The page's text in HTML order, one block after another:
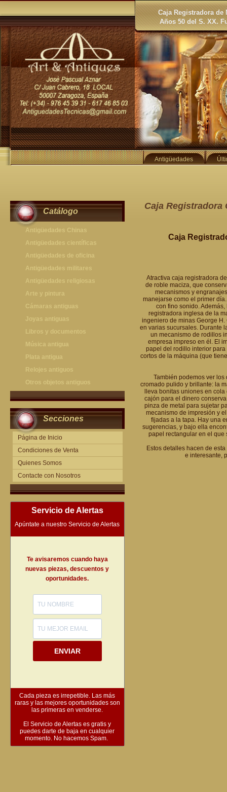
Caja Registradora de
Años 50 del S. XX.
Antigüedades
Catálogo
Antigüedades Chinas
Antigüedades Chinas
Antigüedades científicas
Antigüedades científicas
Antigüedades de oficina
Máquinas de escribir antiguas
Calculadoras antiguas
Teléfonos y Telégrafos antiguos
Antigüedades militares
Espadas antiguas
Medallas y condecoraciones
Cascos militares
Otros artículos militares
Antigüedades religiosas
Antigüedades religiosas
Arte y pintura
Pintura antigua
Pintura contemporánea
Grabados antiguos y mapas
Cámaras antiguas
Cámaras antiguas
Joyas antiguas
Joyas antiguas
Libros y documentos
Libros antiguos
Fotografia antigua
Publicaciones antiguas
Música antigua
Gramófonos antiguos
Cajas de música antiguas
Radios antiguas
Plata antigua
Plata antigua
Relojes antiguos
Relojes sobremesa antiguos
Relojes de pie antiguos
Relojes de bolsillo antiguos
Relojes de pulsera antiguos
Otros objetos antiguos
Secciones
Página de Inicio
Condiciones de Venta
Quienes Somos
Contacte con Nosotros
Servicio de Alertas
Apúntate a nuestro Servicio de Alertas
Te avisaremos cuando haya
nuevas piezas, descuentos y
oportunidades.
ENVIAR
Cada pieza es irrepetible. Las más
raras y las mejores oportunidades son
las primeras en venderse.
El Servicio de Alertas es gratis y
puedes darte de baja en cualquier
momento. No hacemos Spam.
Caja Registradora
Caja
Atractiva caja registradora
de roble maciza, que
mecanismos y
manejarse como el primer
con fino sonido.
registradora inglesa de la
ingeniero de minas George
en varias sucursales. Durante
un mecanismo de rodillos
empresa impreso en él. El
papel del rodillo interior
cortos de la máquina (que
También podemos ver
cromado pulido y brillante: la
lleva bonitas uniones en
cajón para el dinero
pinza de metal para sujetar
mecanismo de impresión y
fijadas a la tapa. Hay una
sugerencias, y bajo ella
papel rectangular en el que
Estos detalles hacen de
e interesante,